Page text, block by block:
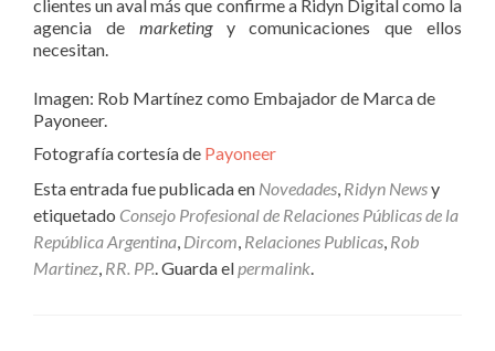
clientes un aval más que confirme a Ridyn Digital como la
agencia de marketing y comunicaciones que ellos
necesitan.
Imagen: Rob Martínez como Embajador de Marca de
Payoneer.
Fotografía cortesía de Payoneer
Esta entrada fue publicada en Novedades Ridyn Newsy
etiquetado Consejo Profesional de Relaciones Públicas de la
República Argentina Dircom Relaciones Publicas Rob
Martinez RR. PP. . Guarda el permalink